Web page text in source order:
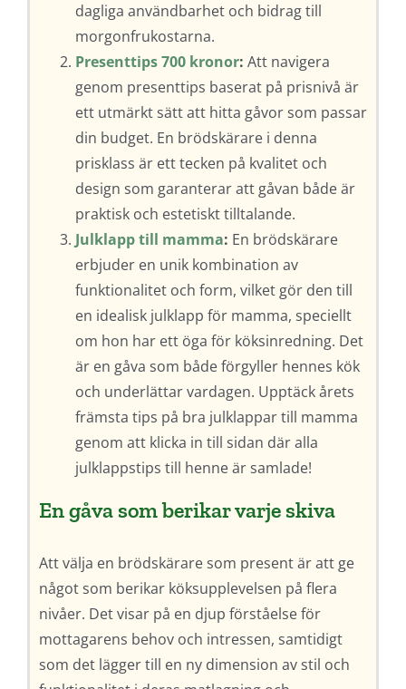
dagliga användbarhet och bidrag till
morgonfrukostarna.
Presenttips 700 kronor: Att navigera
genom presenttips baserat på prisnivå är
ett utmärkt sätt att hitta gåvor som passar
din budget. En brödskärare i denna
prisklass är ett tecken på kvalitet och
design som garanterar att gåvan både är
praktisk och estetiskt tilltalande.
Julklapp till mamma: En brödskärare
erbjuder en unik kombination av
funktionalitet och form, vilket gör den till
en idealisk julklapp för mamma, speciellt
om hon har ett öga för köksinredning. Det
är en gåva som både förgyller hennes kök
och underlättar vardagen. Upptäck årets
främsta tips på bra julklappar till mamma
genom att klicka in till sidan där alla
julklappstips till henne är samlade!
En gåva som berikar varje skiva
Att välja en brödskärare som present är att ge
något som berikar köksupplevelsen på flera
nivåer. Det visar på en djup förståelse för
mottagarens behov och intressen, samtidigt
som det lägger till en ny dimension av stil och